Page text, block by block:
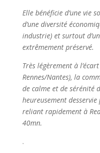
Elle bénéficie d’une vie
d’une diversité
industrie) et surtout
extrêmement préservé.
Très légèrement à
Rennes/Nantes), la
de calme et de sérénité
heureusement
reliant rapidement à
40mn.
.